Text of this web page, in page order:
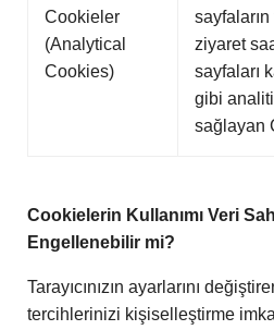
Cookieler
(Analytical
Cookies)
ziyaret
sayfaları
gibi
sağlayan
Cookielerin Kullanımı Veri
Engellenebilir mi?
Tarayıcınızın ayarlarını
tercihlerinizi kişiselleştirme